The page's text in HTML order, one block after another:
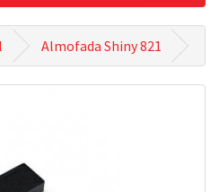
Almofada Shiny 821